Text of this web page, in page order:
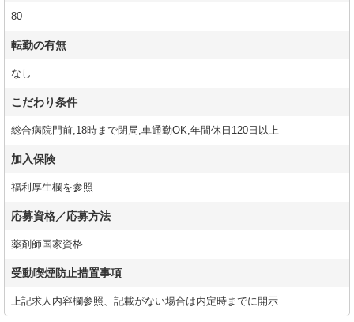
80
転勤の有無
なし
こだわり条件
総合病院門前,18時まで閉局,車通勤OK,年間休日120日以上
加入保険
福利厚生欄を参照
応募資格／応募方法
薬剤師国家資格
受動喫煙防止措置事項
上記求人内容欄参照、記載がない場合は内定時までに開示